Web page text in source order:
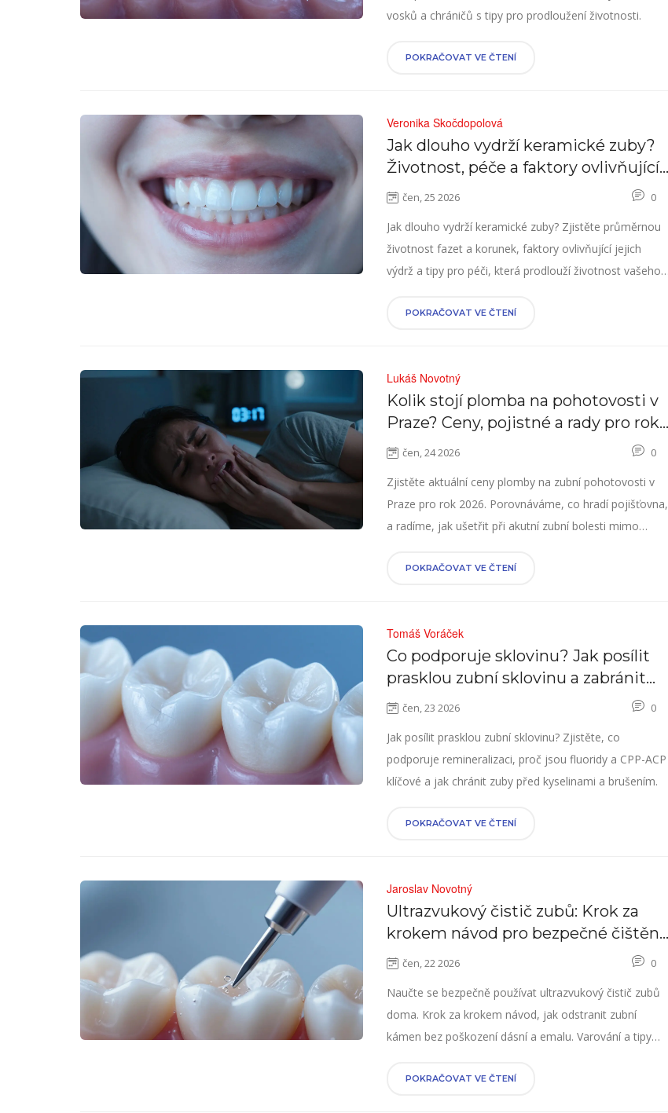
vosků a chráničů s tipy pro prodloužení životnosti.
POKRAČOVAT VE ČTENÍ
Veronika Skočdopolová
Jak dlouho vydrží keramické zuby?
Životnost, péče a faktory ovlivňující
výdrž
čen, 25 2026 0
Jak dlouho vydrží keramické zuby? Zjistěte průměrnou
životnost fazet a korunek, faktory ovlivňující jejich
výdrž a tipy pro péči, která prodlouží životnost vašeho
POKRAČOVAT VE ČTENÍ
Lukáš Novotný
Kolik stojí plomba na pohotovosti v
Praze? Ceny, pojistné a rady pro rok
2026čen, 24 2026 0
Zjistěte aktuální ceny plomby na zubní pohotovosti v
Praze pro rok 2026. Porovnáváme, co hradí pojišťovna,
a radíme, jak ušetřit při akutní zubní bolesti mimo
POKRAČOVAT VE ČTENÍ
Tomáš Voráček
Co podporuje sklovinu? Jak posílit
prasklou zubní sklovinu a zabránit
dalším poškozením
čen, 23 2026 0
Jak posílit prasklou zubní sklovinu? Zjistěte, co
podporuje remineralizaci, proč jsou fluoridy a CPP-ACP
klíčové a jak chránit zuby před kyselinami a brušením.
POKRAČOVAT VE ČTENÍ
Jaroslav Novotný
Ultrazvukový čistič zubů: Krok za
krokem návod pro bezpečné čištění
doma
čen, 22 2026 0
Naučte se bezpečně používat ultrazvukový čistič zubů
doma. Krok za krokem návod, jak odstranit zubní
kámen bez poškození dásní a emalu. Varování a tipy
POKRAČOVAT VE ČTENÍ